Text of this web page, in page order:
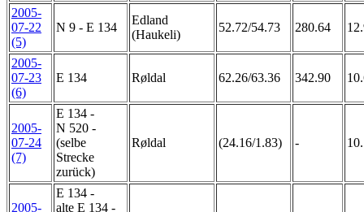
2005-
07-22
(5)
N 9 - E 134
Edland
(Haukeli)
52.72/54.73 280.64
2005-
07-23
(6)
E 134 Røldal 62.26/63.36 342.90
2005-
07-24
(7)
E 134 -
N 520 -
(selbe
Strecke
zurück)
Røldal (24.16/1.83) -
2005-
E 134 -
alte E 134 -